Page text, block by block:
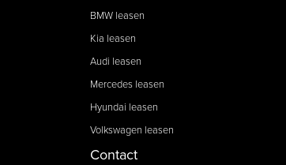
BMW leasen
Kia leasen
Audi leasen
Mercedes leasen
Hyundai leasen
Volkswagen leasen
Contact